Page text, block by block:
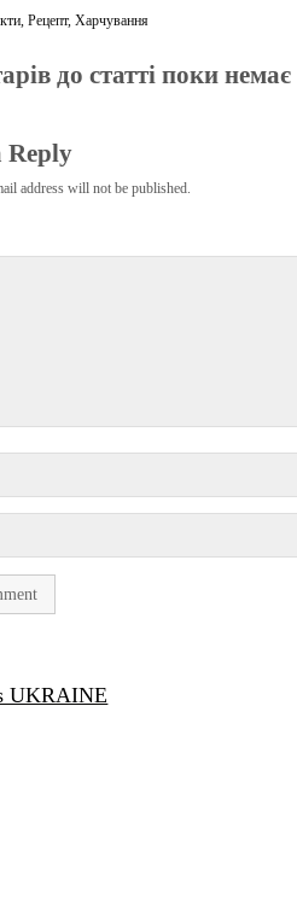
,Рецепт,Харчування
до статті поки немає
Reply
address will not be published.
UKRAINE